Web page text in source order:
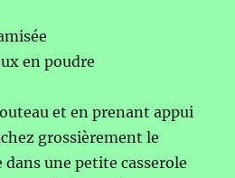
en poudre
et en prenant appui
grossièrement le
une petite casserole